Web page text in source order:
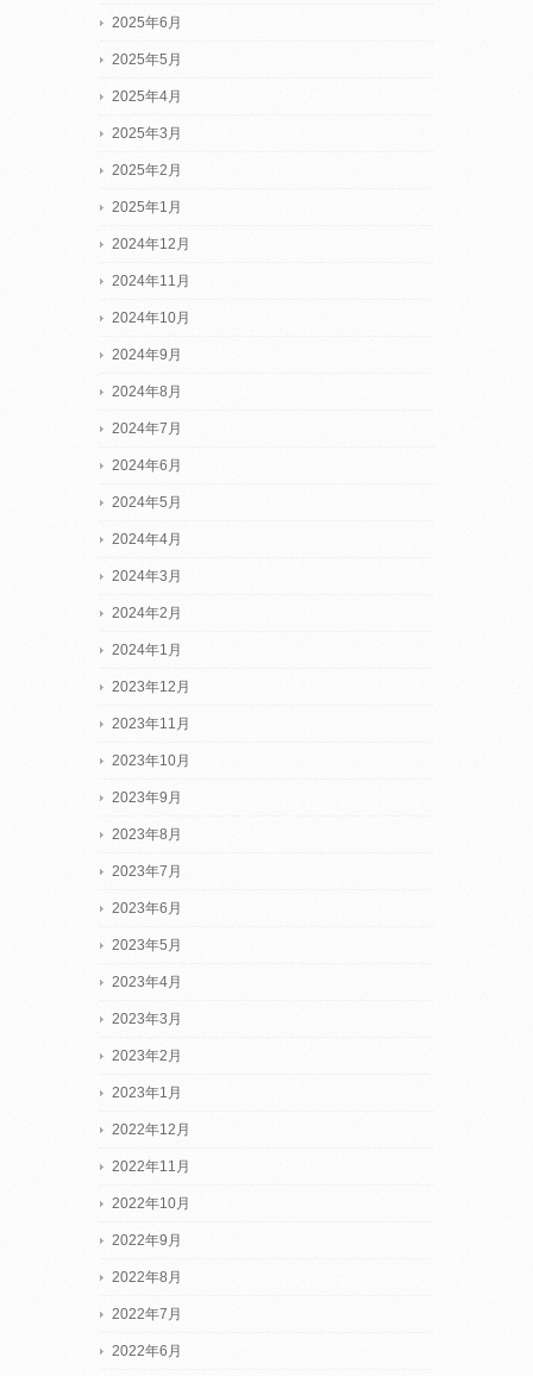
2025年6月
2025年5月
2025年4月
2025年3月
2025年2月
2025年1月
2024年12月
2024年11月
2024年10月
2024年9月
2024年8月
2024年7月
2024年6月
2024年5月
2024年4月
2024年3月
2024年2月
2024年1月
2023年12月
2023年11月
2023年10月
2023年9月
2023年8月
2023年7月
2023年6月
2023年5月
2023年4月
2023年3月
2023年2月
2023年1月
2022年12月
2022年11月
2022年10月
2022年9月
2022年8月
2022年7月
2022年6月